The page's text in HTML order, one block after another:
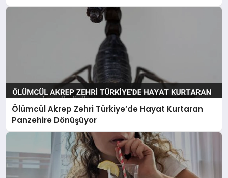
Ölümcül Akrep Zehri Türkiye’de Hayat Kurtaran
Panzehire Dönüşüyor